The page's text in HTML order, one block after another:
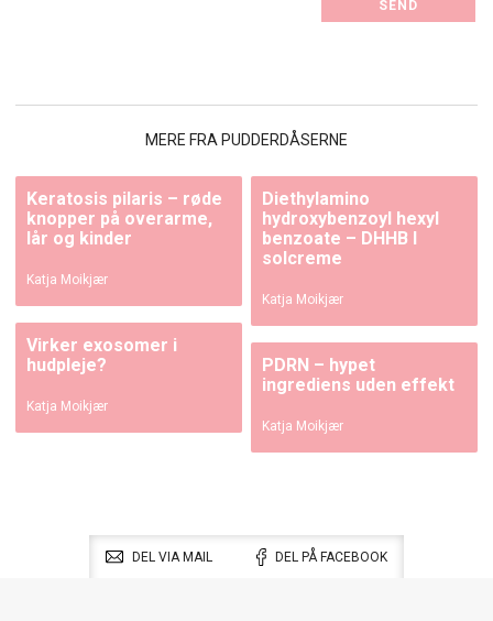
MERE FRA PUDDERDÅSERNE
Keratosis pilaris – røde
knopper på overarme,
lår og kinder
Katja Moikjær
Diethylamino
hydroxybenzoyl hexyl
benzoate – DHHB I
solcreme
Katja Moikjær
Virker exosomer i
hudpleje?
Katja Moikjær
PDRN – hypet
ingrediens uden effekt
Katja Moikjær
DEL VIA MAIL DEL PÅ FACEBOOK